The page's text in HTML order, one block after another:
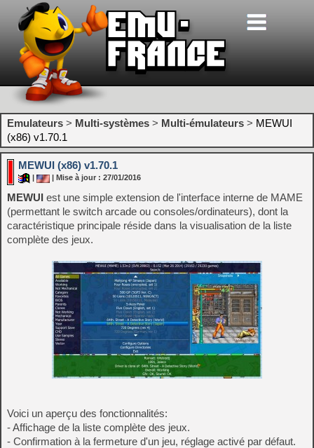
Emulateurs > Multi-systèmes > Multi-émulateurs > MEWUI
(x86) v1.70.1
MEWUI (x86) v1.70.1
| Mise à jour : 27/01/2016
MEWUI est une simple extension de l'interface interne de MAME
(permettant le switch arcade ou consoles/ordinateurs), dont la
caractéristique principale réside dans la visualisation de la liste
complète des jeux.
Voici un aperçu des fonctionnalités:
- Affichage de la liste complète des jeux.
- Confirmation à la fermeture d'un jeu, réglage activé par défaut.